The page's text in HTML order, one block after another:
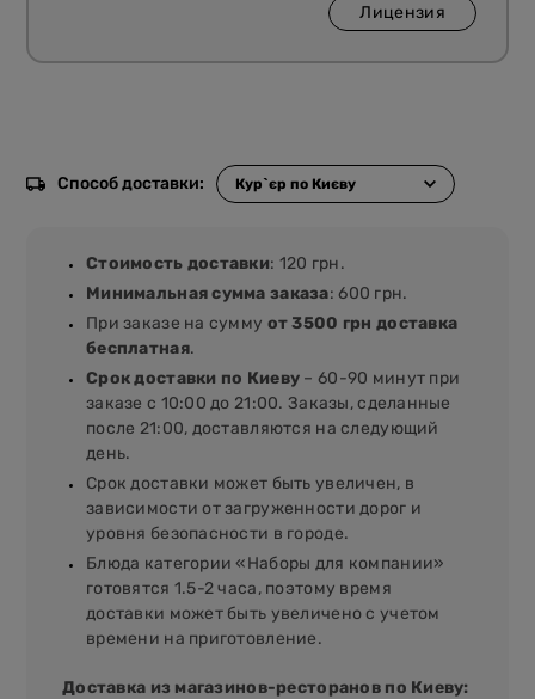
Лицензия
Способ доставки:
Стоимость доставки: 120 грн.
Минимальная сумма заказа: 600 грн.
При заказе на сумму от 3500 грн доставка
бесплатная.
Срок доставки по Киеву – 60-90 минут при
заказе с 10:00 до 21:00. Заказы, сделанные
после 21:00, доставляются на следующий
день.
Срок доставки может быть увеличен, в
зависимости от загруженности дорог и
уровня безопасности в городе.
Блюда категории «Наборы для компании»
готовятся 1.5-2 часа, поэтому время
доставки может быть увеличено с учетом
времени на приготовление.
Доставка из магазинов-ресторанов по Киеву: